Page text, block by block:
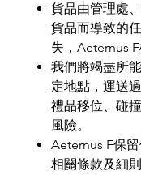
貨品由管理處
貨品而導致的
失， Aeternus F
我們將竭盡所
定地點，運送
禮品移位、碰
風險。
Aeternus F保留
相關條款及細